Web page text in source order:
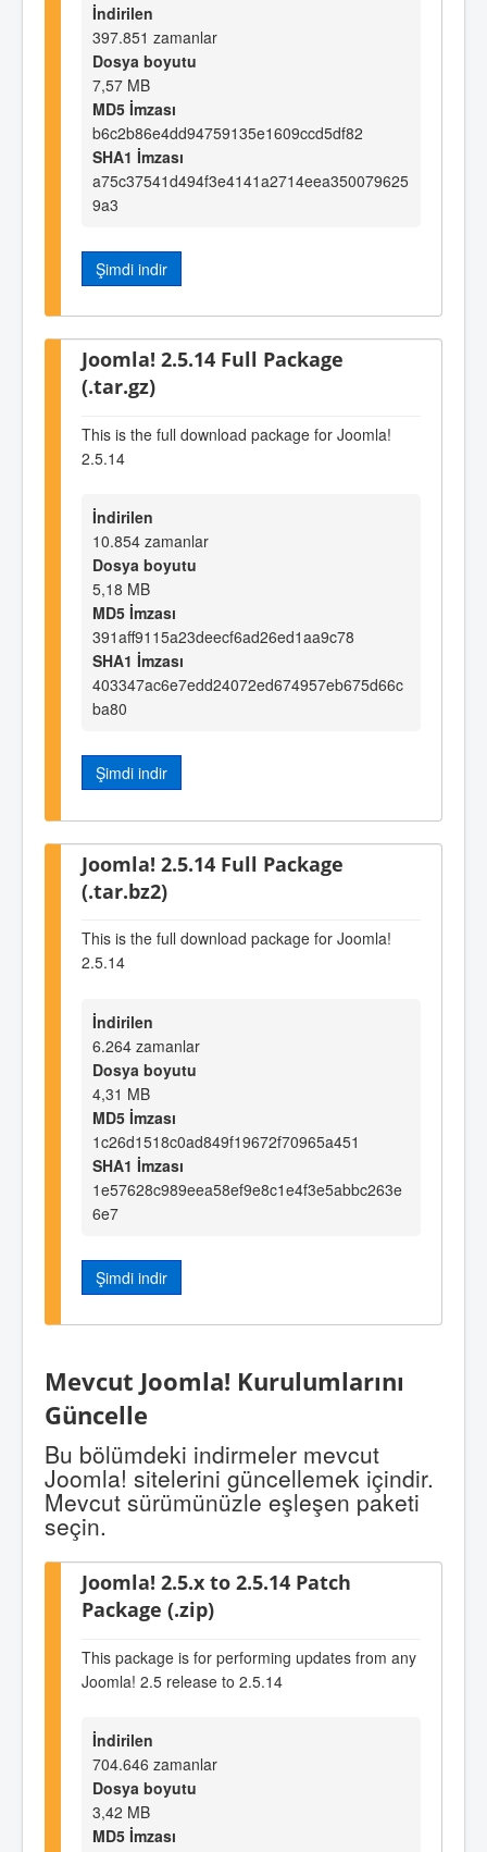
İndirilen
397.851 zamanlar
Dosya boyutu
7,57 MB
MD5 İmzası
b6c2b86e4dd94759135e1609ccd5df82
SHA1 İmzası
a75c37541d494f3e4141a2714eea350079625
9a3
Şimdi indir
Joomla! 2.5.14 Full Package
(.tar.gz)
This is the full download package for Joomla!
2.5.14
İndirilen
10.854 zamanlar
Dosya boyutu
5,18 MB
MD5 İmzası
391aff9115a23deecf6ad26ed1aa9c78
SHA1 İmzası
403347ac6e7edd24072ed674957eb675d66c
ba80
Şimdi indir
Joomla! 2.5.14 Full Package
(.tar.bz2)
This is the full download package for Joomla!
2.5.14
İndirilen
6.264 zamanlar
Dosya boyutu
4,31 MB
MD5 İmzası
1c26d1518c0ad849f19672f70965a451
SHA1 İmzası
1e57628c989eea58ef9e8c1e4f3e5abbc263e
6e7
Şimdi indir
Mevcut Joomla! Kurulumlarını
Güncelle
Bu bölümdeki indirmeler mevcut
Joomla! sitelerini güncellemek içindir.
Mevcut sürümünüzle eşleşen paketi
seçin.
Joomla! 2.5.x to 2.5.14 Patch
Package (.zip)
This package is for performing updates from any
Joomla! 2.5 release to 2.5.14
İndirilen
704.646 zamanlar
Dosya boyutu
3,42 MB
MD5 İmzası